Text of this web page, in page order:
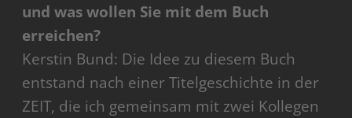
und was wollen Sie mit dem Buch
erreichen?
Kerstin Bund: Die Idee zu diesem Buch
entstand nach einer Titelgeschichte in der
ZEIT, die ich gemeinsam mit zwei Kollegen